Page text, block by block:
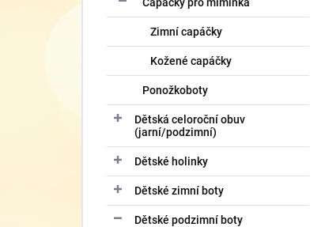
Zimní capáčky
Kožené capáčky
Ponožkoboty
Dětská celoroční obuv
(jarní/podzimní)
Dětské holinky
Dětské zimní boty
Dětské podzimní boty